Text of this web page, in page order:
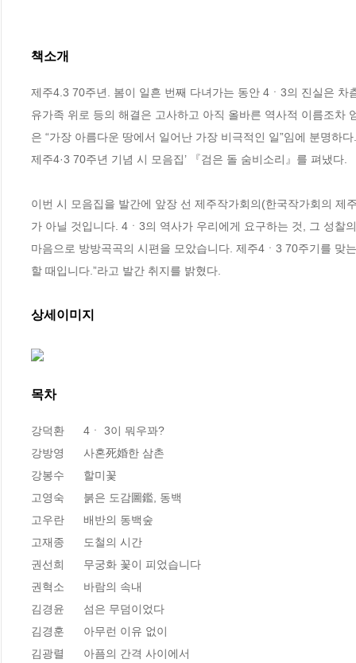
책소개
제주4.3 70주년. 봄이 일흔 번째 다녀가는 동안 4ㆍ3의 진실은
유가족 위로 등의 해결은 고사하고 아직 올바른 역사적 이름조
은 “가장 아름다운 땅에서 일어난 가장 비극적인 일”임에 분명하
제주4·3 70주년 기념 시 모음집’ 『검은 돌 숨비소리』를 펴냈다.
이번 시 모음집을 발간에 앞장 선 제주작가회의(한국작가회의 제
가 아닐 것입니다. 4ㆍ3의 역사가 우리에게 요구하는 것, 그 성찰
마음으로 방방곡곡의 시편을 모았습니다. 제주4ㆍ3 70주기를 맞
할 때입니다.”라고 발간 취지를 밝혔다.
상세이미지
목차
강덕환      4ㆍ 3이 뭐우꽈?
강방영      사혼死婚한 삼촌
강봉수      할미꽃
고영숙      붉은 도감圖鑑, 동백
고우란      배반의 동백숲
고재종      도철의 시간
권선희      무궁화 꽃이 피었습니다
권혁소      바람의 속내
김경윤      섬은 무덤이었다
김경훈      아무런 이유 없이
김광렬      아픔의 간격 사이에서